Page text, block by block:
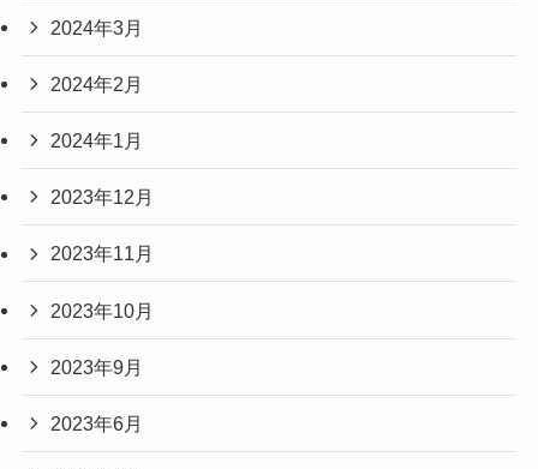
2024年3月
2024年2月
2024年1月
2023年12月
2023年11月
2023年10月
2023年9月
2023年6月